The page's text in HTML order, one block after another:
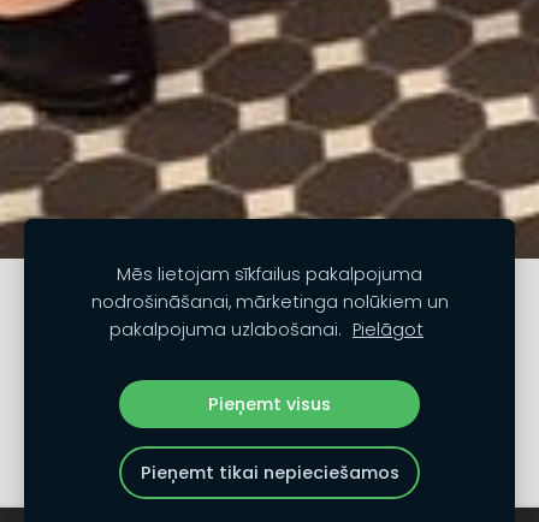
Sazinies
Noteikumi un nosacījumi
Privātuma politika
Sīkdatnes
Mēs lietojam sīkfailus pakalpojuma
nodrošināšanai, mārketinga nolūkiem un
pakalpojuma uzlabošanai. Pielāgot
Pieņemt visus
Pieņemt tikai nepieciešamos